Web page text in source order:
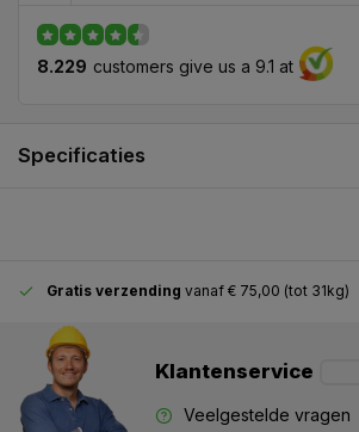
8.229 customers give us a 9.1 at
Specificaties
Gratis verzending vanaf € 75,00 (tot 31kg)
Klantenservice
Veelgestelde vragen